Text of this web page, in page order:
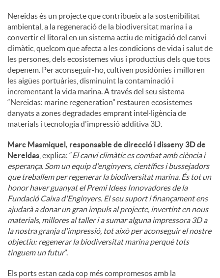
Nereidas és un projecte que contribueix a la sostenibilitat
ambiental, a la regeneració de la biodiversitat marina i a
convertir el litoral en un sistema actiu de mitigació del canvi
climàtic, quelcom que afecta a les condicions de vida i salut de
les persones, dels ecosistemes vius i productius dels que tots
depenem. Per aconseguir-ho, cultiven posidònies i milloren
les aigües portuàries, disminuint la contaminació i
incrementant la vida marina. A través del seu sistema
“Nereidas: marine regeneration” restauren ecosistemes
danyats a zones degradades emprant intel·ligència de
materials i tecnologia d'impressió additiva 3D.
Marc Masmiquel, responsable de direcció i disseny 3D de
Nereidas , explica: “El canvi climàtic es combat amb ciència i
esperança. Som un equip d'enginyers, científics i bussejadors
que treballem per regenerar la biodiversitat marina. És tot un
honor haver guanyat el Premi Idees Innovadores de la
Fundació Caixa d'Enginyers. El seu suport i finançament ens
ajudarà a donar un gran impuls al projecte, invertint en nous
materials, millores al taller i a sumar alguna impressora 3D a
la nostra granja d'impressió, tot això per aconseguir el nostre
objectiu: regenerar la biodiversitat marina perquè tots
tinguem un futur”.
Els ports estan cada cop més compromesos amb la